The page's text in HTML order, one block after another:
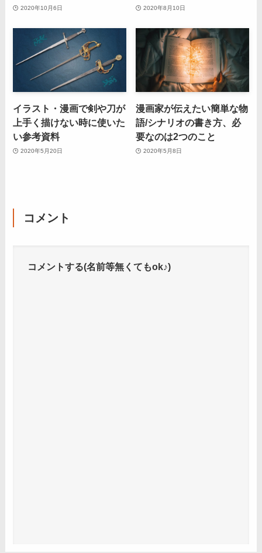
2020年10月6日 2020年8月10日
イラスト・漫画で剣や刀が
上手く描けない時に使いた
い参考資料
2020年5月20日
漫画家が伝えたい簡単な物
語/シナリオの書き方、必
要なのは2つのこと
2020年5月8日
コメント
コメントする(名前等無くてもok♪)